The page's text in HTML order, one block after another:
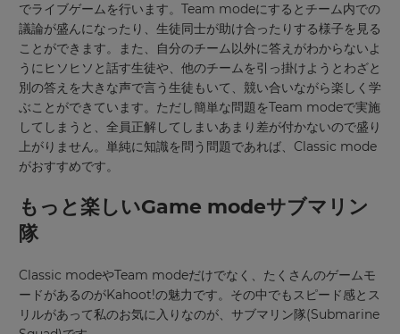
でライブゲームを行います。Team modeにするとチーム内での
議論が盛んになったり、生徒同士が助け合ったりする様子を見る
ことができます。また、自分のチーム以外に答えがわからないよ
うにヒソヒソと話す生徒や、他のチームを引っ掛けようとわざと
別の答えを大きな声で言う生徒もいて、競い合いながら楽しく学
ぶことができています。ただし簡単な問題をTeam modeで実施
してしまうと、全員正解してしまいあまり差が付かないので盛り
上がりません。単純に知識を問う問題であれば、Classic mode
がおすすめです。
もっと楽しいGame modeサブマリン
隊
Classic modeやTeam modeだけでなく、たくさんのゲームモ
ードがあるのがKahoot!の魅力です。その中でもスピード感とス
リルがあって私のお気に入りなのが、サブマリン隊(Submarine
×